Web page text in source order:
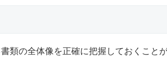
類の全体像を正確に把握しておくこと